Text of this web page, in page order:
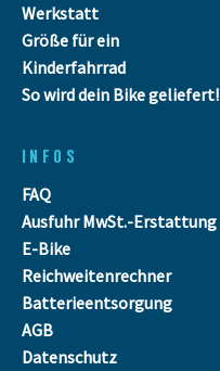
Werkstatt
Größe für ein
Kinderfahrrad
So wird dein Bike geliefert!
INFOS
FAQ
Ausfuhr MwSt.-Erstattung
E-Bike
Reichweitenrechner
Batterieentsorgung
AGB
Datenschutz